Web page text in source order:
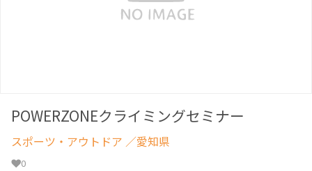
POWERZONEクライミングセミナー
スポーツ・アウトドア ／愛知県
0